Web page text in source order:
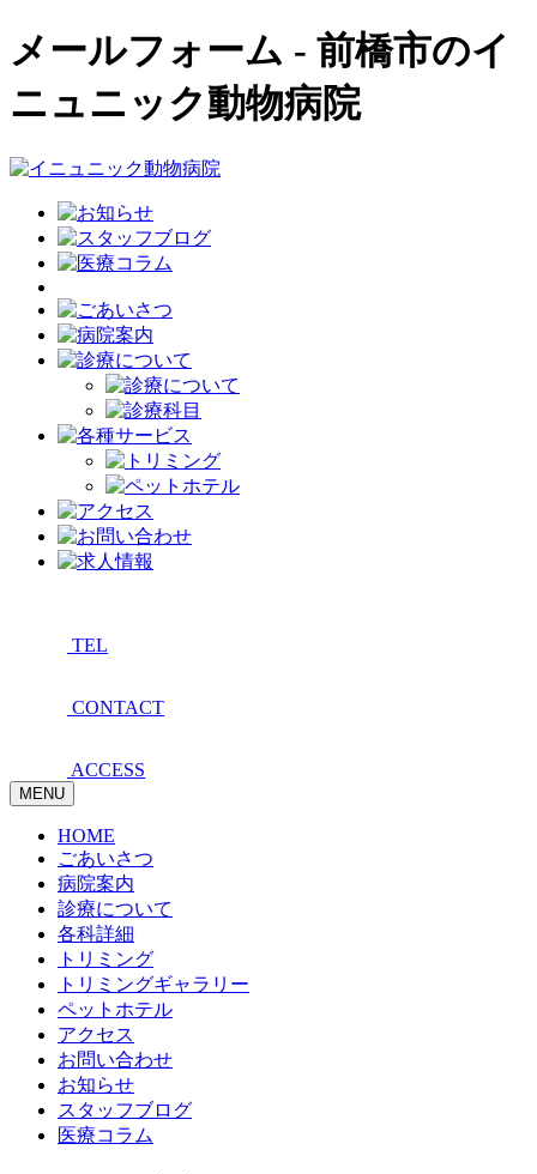
メールフォーム - 前橋市のイ
ニュニック動物病院
TEL
CONTACT
ACCESS
MENU
HOME
ごあいさつ
病院案内
診療について
各科詳細
トリミング
トリミングギャラリー
ペットホテル
アクセス
お問い合わせ
お知らせ
スタッフブログ
医療コラム